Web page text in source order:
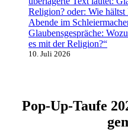
Glaubensgespräche:
es mit der Religion?“
10. Juli 2026
Pop-Up-Taufe